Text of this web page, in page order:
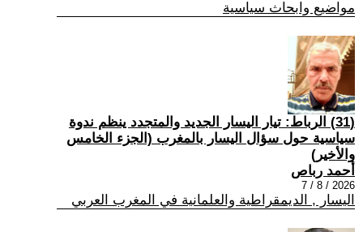
مواضيع وابحاث سياسية
(31) الرباط: تيار اليسار الجديد والمتجدد ينظم ندوة
سياسية حول سؤال اليسار بالمغرب (الجزء الخامس
والأخير)
أحمد رباص
2026 / 8 / 7
اليسار , الديمقراطية والعلمانية في المغرب العربي